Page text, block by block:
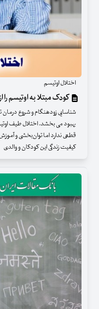
اختلال اوتیسم
کودک مبتلا به اوتیسم را
شناسایی زودهنگام و شروع
بهبود می بخشد. اختلال طیف
قطعی ندارد اما توان‌بخشی و
کیفیت زندگی این کودکان و والدی